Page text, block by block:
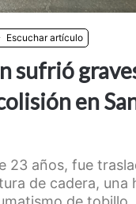
Escuchar artículo
sufrió
en
23 años, fue
de cadera, una